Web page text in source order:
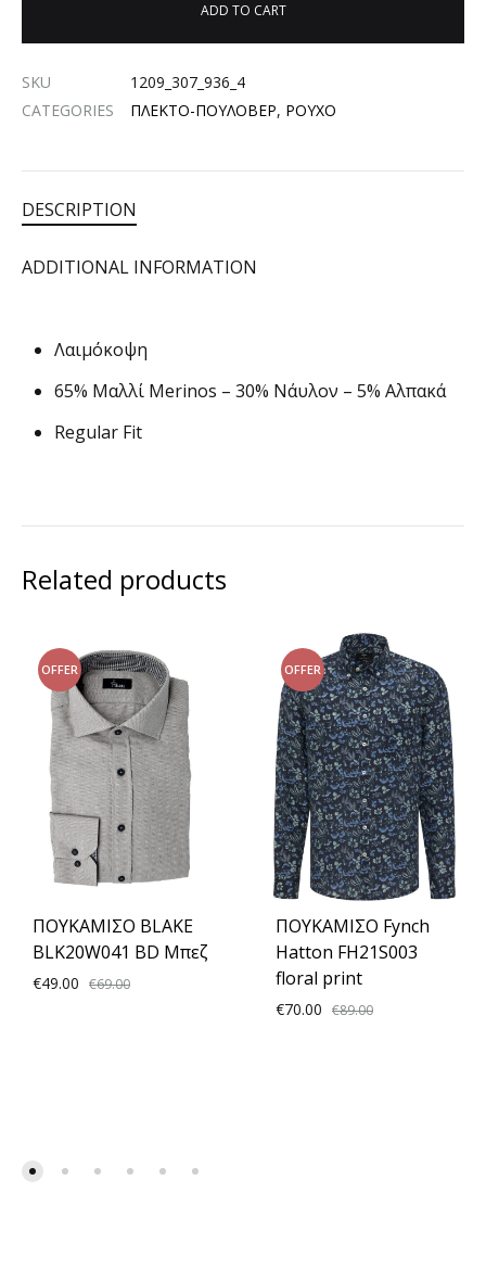
ADD TO CART
SKU
1209_307_936_4
CATEGORIES
ΠΛΕΚΤΟ-ΠΟΥΛΟΒΕΡ, ΡΟΥΧΟ
DESCRIPTION
ADDITIONAL INFORMATION
Λαιμόκοψη
65% Μαλλί Merinos – 30% Νάυλον – 5% Αλπακά
Regular Fit
Related products
OFFER
ΠΟΥΚΑΜΙΣΟ BLAKE
BLK20W041 BD Μπεζ
€49.00 €69.00
OFFER
ΠΟΥΚΑΜΙΣΟ Fynch
Hatton FH21S003
floral print
€70.00 €89.00